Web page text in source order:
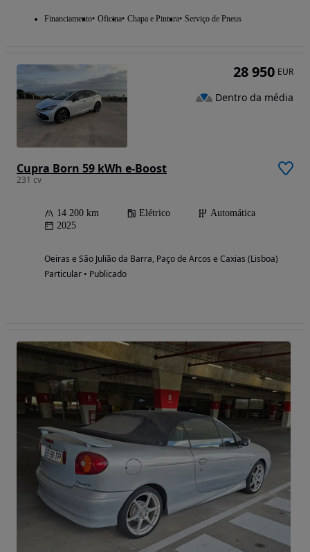
Financiamento Oficina Chapa e Pintura Serviço de Pneus
Cupra Born 59 kWh e-Boost
231 cv
14 200 km Elétrico
Automática
2025
Oeiras e São Julião da Barra, Paço de Arcos e Caxias (Lisboa)
Particular • Publicado
28 950 EUR
Dentro da média